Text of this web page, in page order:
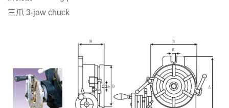
三爪 3-jaw chuck